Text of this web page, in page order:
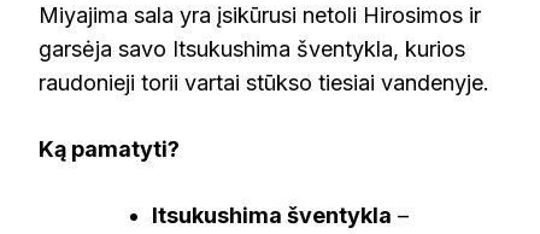
Miyajima sala yra įsikūrusi netoli Hirosimos ir
garsėja savo Itsukushima šventykla, kurios
raudonieji torii vartai stūkso tiesiai vandenyje.
Ką pamatyti?
Itsukushima šventykla –